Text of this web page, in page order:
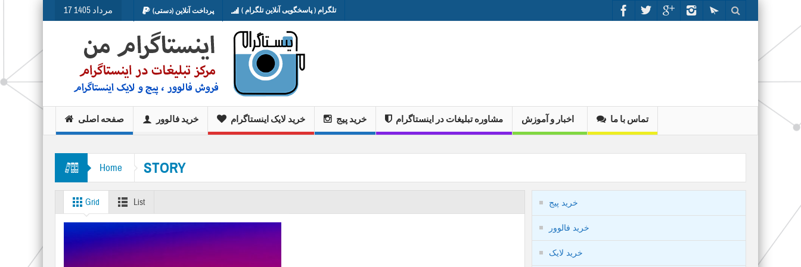
17 مرداد 1405 پرداخت آنلاین (دستی) تلگرام ( پاسخگویی آنلاین تلگرام )
صفحه اصلی خرید فالوور خرید لایک اینستاگرام خرید پیج مشاوره تبلیغات در اینستاگرام اخبار و آموزش تماس با ما
Home STORY
Grid List خرید پیج
خرید فالوور
خرید لایک